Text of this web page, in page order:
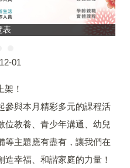
表
01
！
參與本月精彩多元的課程活
位教養、青少年溝通、幼兒
等主題應有盡有，讓我們在
幸福、和諧家庭的力量！